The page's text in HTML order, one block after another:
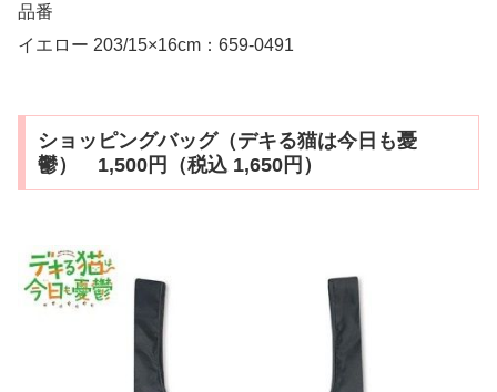
品番
イエロー 203/15×16cm：659-0491
ショッピングバッグ（デキる猫は今日も憂
鬱） 1,500円（税込 1,650円）